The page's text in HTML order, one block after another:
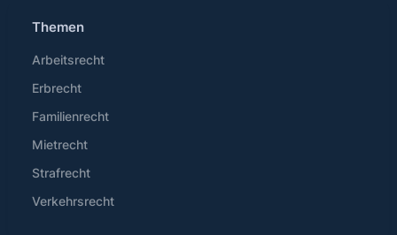
Themen
Arbeitsrecht
Erbrecht
Familienrecht
Mietrecht
Strafrecht
Verkehrsrecht